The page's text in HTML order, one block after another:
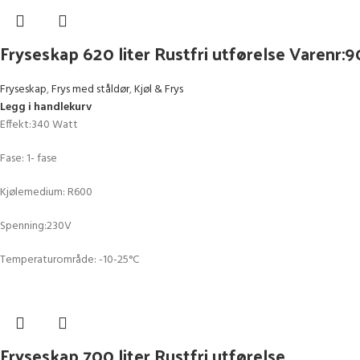
Fryseskap 620 liter Rustfri utførelse
Fryseskap,Frys med ståldør,Kjøl & Frys
Legg i handlekurv
Effekt:340 Watt
Fase: 1- fase
Kjølemedium: R600
Spenning:230V
Temperaturområde: -10-25°C